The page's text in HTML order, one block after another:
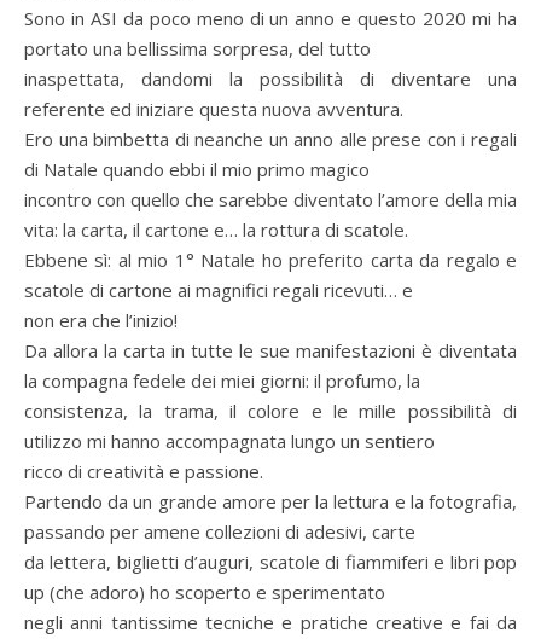
Sono in ASI da poco meno di un anno e questo 2020 mi ha
portato una bellissima sorpresa, del tutto
inaspettata, dandomi la possibilità di diventare una
referente ed iniziare questa nuova avventura.
Ero una bimbetta di neanche un anno alle prese con i regali
di Natale quando ebbi il mio primo magico
incontro con quello che sarebbe diventato l’amore della mia
vita: la carta, il cartone e… la rottura di scatole.
Ebbene sì: al mio 1° Natale ho preferito carta da regalo e
scatole di cartone ai magnifici regali ricevuti… e
non era che l’inizio!
Da allora la carta in tutte le sue manifestazioni è diventata
la compagna fedele dei miei giorni: il profumo, la
consistenza, la trama, il colore e le mille possibilità di
utilizzo mi hanno accompagnata lungo un sentiero
ricco di creatività e passione.
Partendo da un grande amore per la lettura e la fotografia,
passando per amene collezioni di adesivi, carte
da lettera, biglietti d’auguri, scatole di fiammiferi e libri pop
up (che adoro) ho scoperto e sperimentato
negli anni tantissime tecniche e pratiche creative e fai da